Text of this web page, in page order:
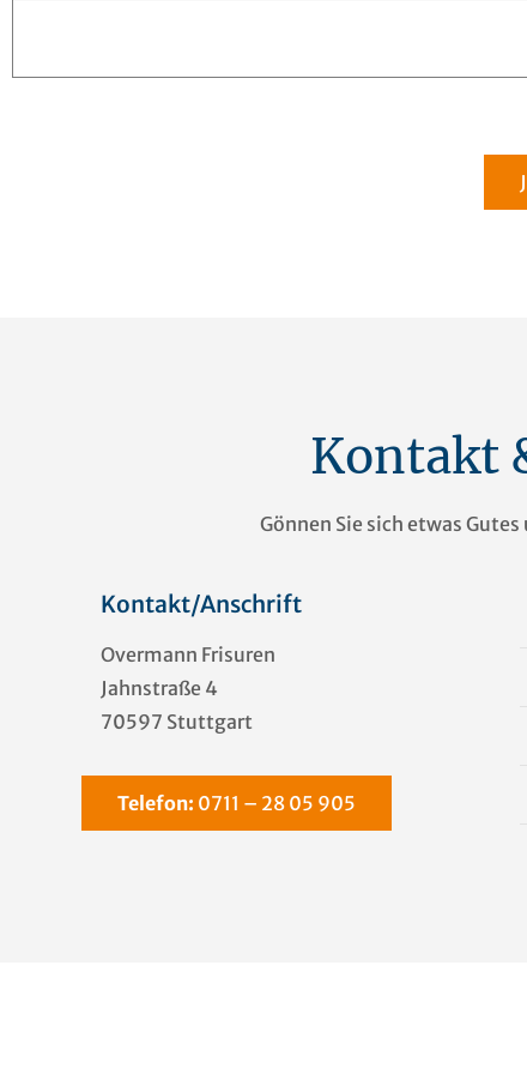
Kontakt
Gönnen Sie sich etwas
Kontakt/Anschrift
Overmann Frisuren
Jahnstraße 4
70597 Stuttgart
Telefon: 0711 – 28 05 905